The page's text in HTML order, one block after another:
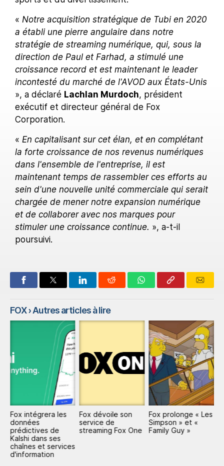
« Notre acquisition stratégique de Tubi en 2020
a établi une pierre angulaire dans notre
stratégie de streaming numérique, qui, sous la
direction de Paul et Farhad, a stimulé une
croissance record et est maintenant le leader
incontesté du marché de l'AVOD aux États-Unis
», a déclaré Lachlan Murdoch, président
exécutif et directeur général de Fox
Corporation.
« En capitalisant sur cet élan, et en complétant
la forte croissance de nos revenus numériques
dans l'ensemble de l'entreprise, il est
maintenant temps de rassembler ces efforts au
sein d'une nouvelle unité commerciale qui serait
chargée de mener notre expansion numérique
et de collaborer avec nos marques pour
stimuler une croissance continue. », a-t-il
poursuivi.
FOX› Autres articles à lire
Fox intégrera les
données
prédictives de
Kalshi dans ses
chaînes et services
d'information
Fox dévoile son
service de
streaming Fox One
Fox prolonge « Les
Simpson » et «
Family Guy »